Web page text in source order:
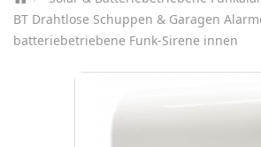
BT Drahtlose Schuppen & Garagen
batteriebetriebene Funk-Sirene innen